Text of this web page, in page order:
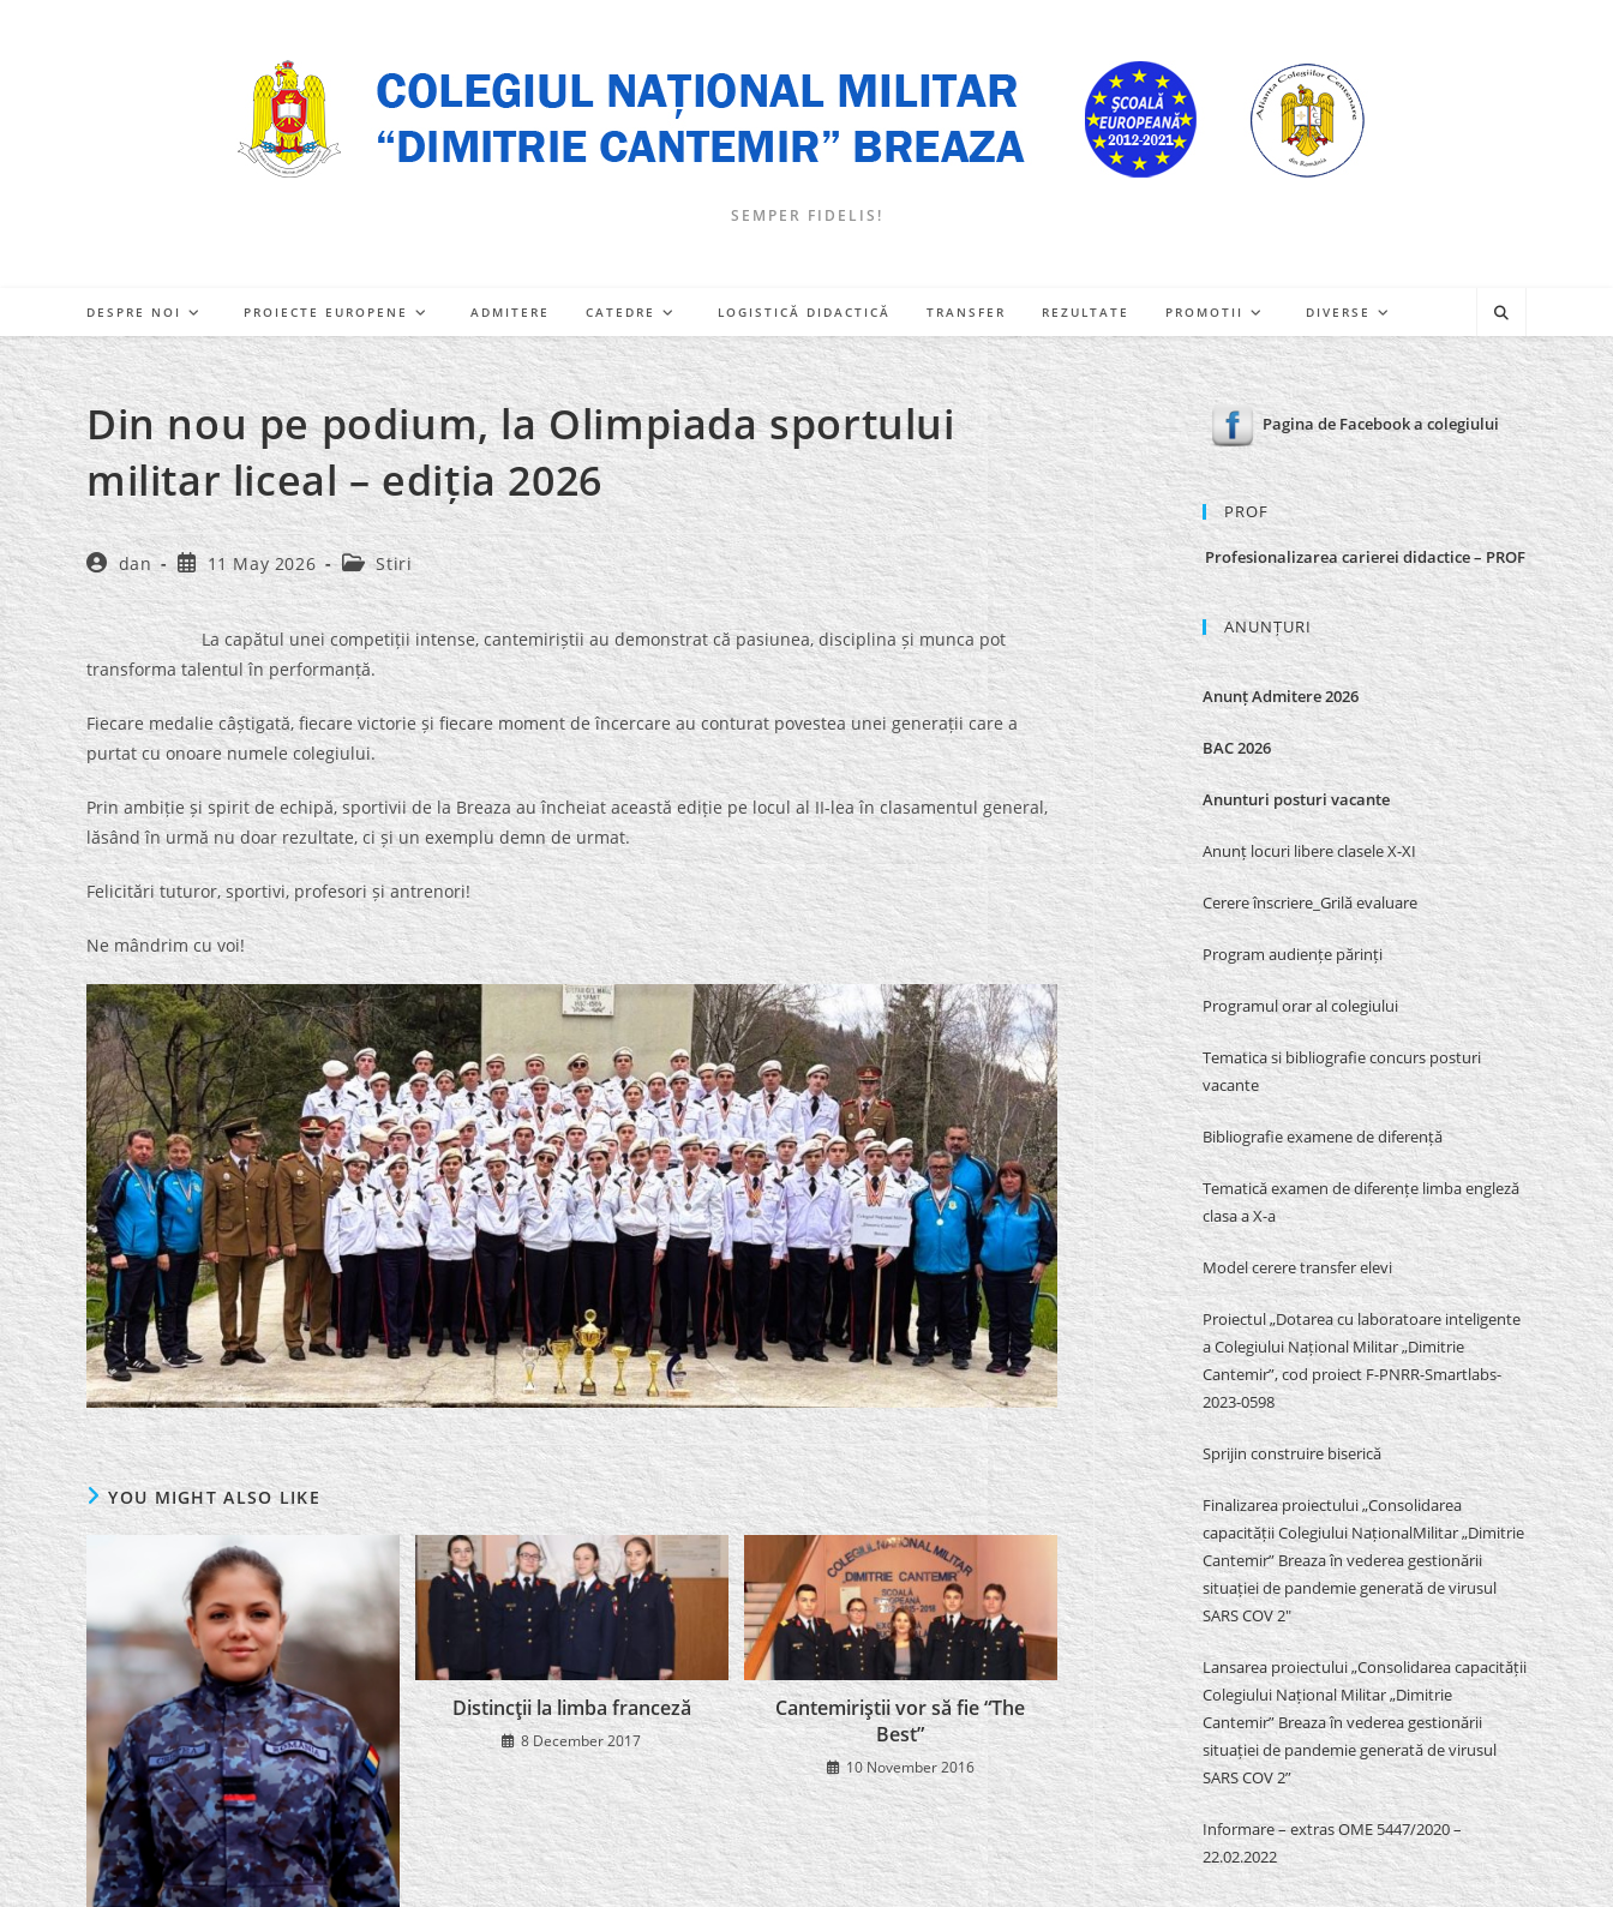
SEMPER FIDELIS!
DESPRE NOI PROIECTE EUROPENE ADMITERE CATEDRE LOGISTICĂ DIDACTICĂ TRANSFER REZULTATE PROMOTII DIVERSE
Din nou pe podium, la Olimpiada sportului
militar liceal – ediția 2026
Post
author:
dan
Post
published:
11 May 2026
Post
category:
Stiri
La capătul unei competiții intense, cantemiriștii au demonstrat că pasiunea, disciplina și munca pot
transforma talentul în performanță.
Fiecare medalie câștigată, fiecare victorie și fiecare moment de încercare au conturat povestea unei generații care a
purtat cu onoare numele colegiului.
Prin ambiție și spirit de echipă, sportivii de la Breaza au încheiat această ediție pe locul al II-lea în clasamentul general,
lăsând în urmă nu doar rezultate, ci și un exemplu demn de urmat.
Felicitări tuturor, sportivi, profesori și antrenori!
Ne mândrim cu voi!
YOU MIGHT ALSO LIKE
Distincţii la limba franceză
8 December 2017
Cantemiriştii vor să fie “The
Best”
10 November 2016
Pagina de Facebook a colegiului
PROF
Profesionalizarea carierei didactice – PROF
ANUNȚURI
Anunț Admitere 2026
BAC 2026
Anunturi posturi vacante
Anunț locuri libere clasele X-XI
Cerere înscriere_Grilă evaluare
Program audiențe părinți
Programul orar al colegiului
Tematica si bibliografie concurs posturi
vacante
Bibliografie examene de diferență
Tematică examen de diferențe limba engleză
clasa a X-a
Model cerere transfer elevi
Proiectul „Dotarea cu laboratoare inteligente
a Colegiului Național Militar „Dimitrie
Cantemir”, cod proiect F-PNRR-Smartlabs-
2023-0598
Sprijin construire biserică
Finalizarea proiectului „Consolidarea
capacității Colegiului NaționalMilitar „Dimitrie
Cantemir” Breaza în vederea gestionării
situației de pandemie generată de virusul
SARS COV 2″
Lansarea proiectului „Consolidarea capacității
Colegiului Național Militar „Dimitrie
Cantemir” Breaza în vederea gestionării
situației de pandemie generată de virusul
SARS COV 2”
Informare – extras OME 5447/2020 –
22.02.2022